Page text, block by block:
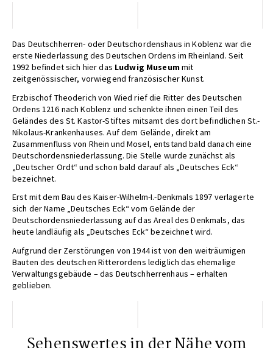
Das Deutschherren- oder Deutschordenshaus in Koblenz war die
erste Niederlassung des Deutschen Ordens im Rheinland. Seit
1992 befindet sich hier das Ludwig Museummit
zeitgenössischer, vorwiegend französischer Kunst.
Erzbischof Theoderich von Wied rief die Ritter des Deutschen
Ordens 1216 nach Koblenz und schenkte ihnen einen Teil des
Geländes des St. Kastor-Stiftes mitsamt des dort befindlichen St.-
Nikolaus-Krankenhauses. Auf dem Gelände, direkt am
Zusammenfluss von Rhein und Mosel, entstand bald danach eine
Deutschordensniederlassung. Die Stelle wurde zunächst als
„Deutscher Ordt“ und schon bald darauf als „Deutsches Eck“
bezeichnet.
Erst mit dem Bau des Kaiser-Wilhelm-I.-Denkmals 1897 verlagerte
sich der Name „Deutsches Eck“ vom Gelände der
Deutschordensniederlassung auf das Areal des Denkmals, das
heute landläufig als „Deutsches Eck“ bezeichnet wird.
Aufgrund der Zerstörungen von 1944 ist von den weiträumigen
Bauten des deutschen Ritterordens lediglich das ehemalige
Verwaltungsgebäude – das Deutschherrenhaus – erhalten
geblieben.
Sehenswertes in der Nähe vom